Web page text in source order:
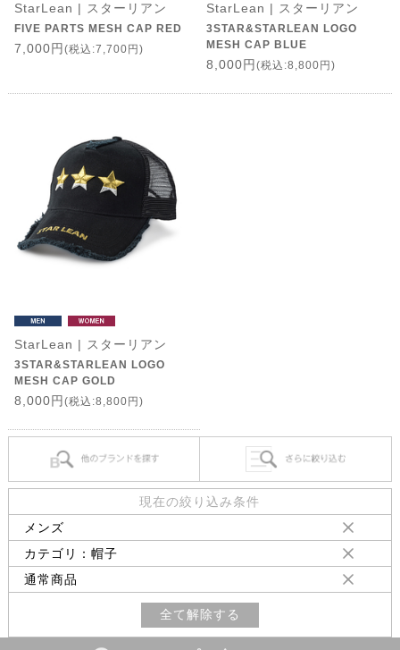
StarLean | スターリアン
FIVE PARTS MESH CAP RED
7,000円 (税込:7,700円)
StarLean | スターリアン
3STAR&STARLEAN LOGO
MESH CAP BLUE
8,000円 (税込:8,800円)
StarLean | スターリアン
3STAR&STARLEAN LOGO
MESH CAP GOLD
8,000円 (税込:8,800円)
現在の絞り込み条件
メンズ
カテゴリ：帽子
通常商品
全て解除する